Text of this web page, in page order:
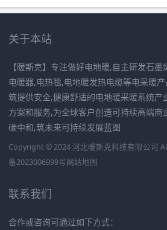
关于本站
【暖斯克】专注做好电地暖,自主研发石
电暖器,电热毯,电地暖发热电缆等电采暖
筑提供安全,健康舒适的电地暖采暖系统产
方案和服务,为全球客户创造可持续高端商
碳中和,筑未来可持续发展蓝图
Copyright © 2024 河北暖斯克科技有限公司
备2023006999号网站地图
联系我们
合作或咨询可通过如下方式：